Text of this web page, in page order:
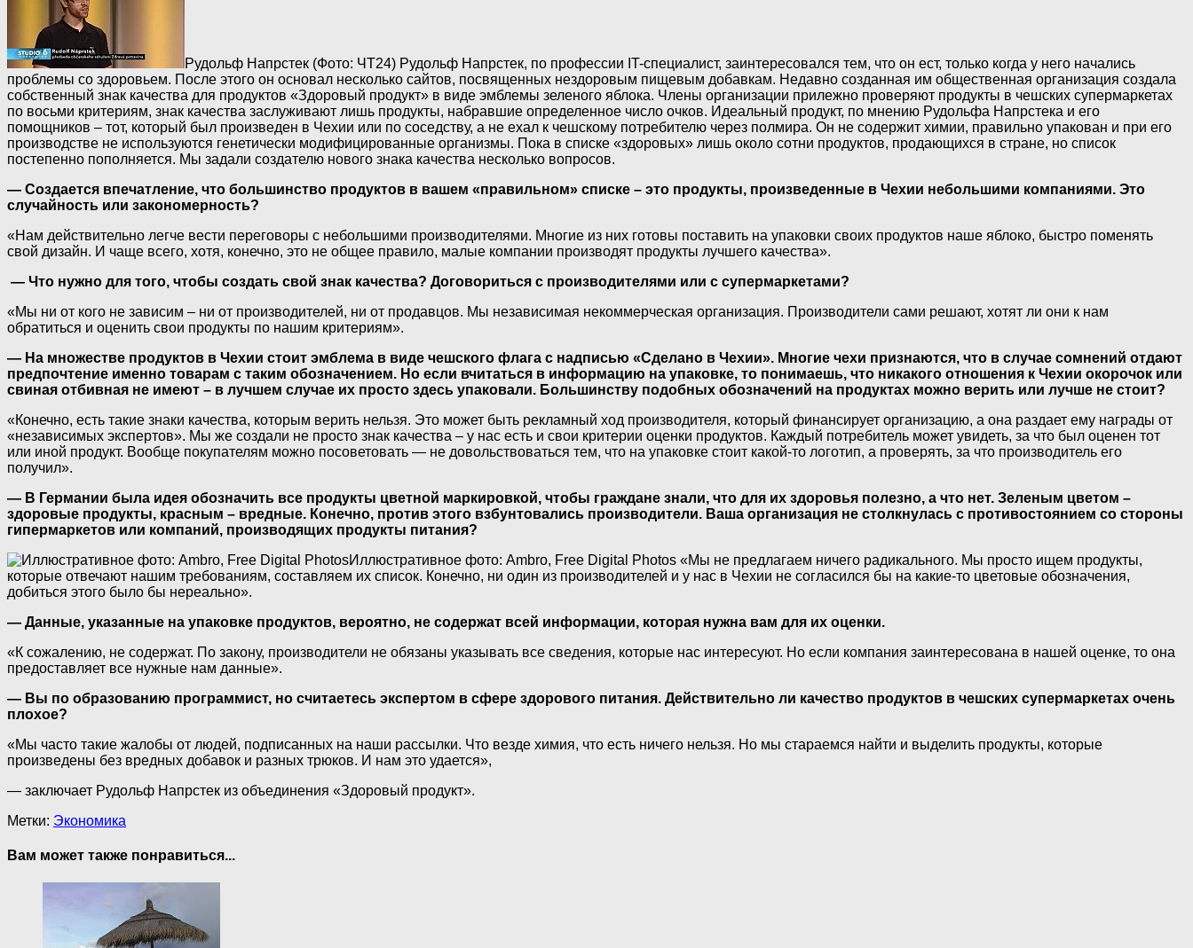
Рудольф Напрстек (Фото: ЧТ24) Рудольф Напрстек, по профессии IT-специалист, заинтересовался тем, что он ест, только когда у него начались
проблемы со здоровьем. После этого он основал несколько сайтов, посвященных нездоровым пищевым добавкам. Недавно созданная им общественная организация создала
собственный знак качества для продуктов «Здоровый продукт» в виде эмблемы зеленого яблока. Члены организации прилежно проверяют продукты в чешских супермаркетах
по восьми критериям, знак качества заслуживают лишь продукты, набравшие определенное число очков. Идеальный продукт, по мнению Рудольфа Напрстека и его
помощников – тот, который был произведен в Чехии или по соседству, а не ехал к чешскому потребителю через полмира. Он не содержит химии, правильно упакован и при его
производстве не используются генетически модифицированные организмы. Пока в списке «здоровых» лишь около сотни продуктов, продающихся в стране, но список
постепенно пополняется. Мы задали создателю нового знака качества несколько вопросов.
— Создается впечатление, что большинство продуктов в вашем «правильном» списке – это продукты, произведенные в Чехии небольшими компаниями. Это
случайность или закономерность?
«Нам действительно легче вести переговоры с небольшими производителями. Многие из них готовы поставить на упаковки своих продуктов наше яблоко, быстро поменять
свой дизайн. И чаще всего, хотя, конечно, это не общее правило, малые компании производят продукты лучшего качества».
— Что нужно для того, чтобы создать свой знак качества? Договориться с производителями или с супермаркетами?
«Мы ни от кого не зависим – ни от производителей, ни от продавцов. Мы независимая некоммерческая организация. Производители сами решают, хотят ли они к нам
обратиться и оценить свои продукты по нашим критериям».
— На множестве продуктов в Чехии стоит эмблема в виде чешского флага с надписью «Сделано в Чехии». Многие чехи признаются, что в случае сомнений отдают
предпочтение именно товарам с таким обозначением. Но если вчитаться в информацию на упаковке, то понимаешь, что никакого отношения к Чехии окорочок или
свиная отбивная не имеют – в лучшем случае их просто здесь упаковали. Большинству подобных обозначений на продуктах можно верить или лучше не стоит?
«Конечно, есть такие знаки качества, которым верить нельзя. Это может быть рекламный ход производителя, который финансирует организацию, а она раздает ему награды от
«независимых экспертов». Мы же создали не просто знак качества – у нас есть и свои критерии оценки продуктов. Каждый потребитель может увидеть, за что был оценен тот
или иной продукт. Вообще покупателям можно посоветовать — не довольствоваться тем, что на упаковке стоит какой-то логотип, а проверять, за что производитель его
получил».
— В Германии была идея обозначить все продукты цветной маркировкой, чтобы граждане знали, что для их здоровья полезно, а что нет. Зеленым цветом –
здоровые продукты, красным – вредные. Конечно, против этого взбунтовались производители. Ваша организация не столкнулась с противостоянием со стороны
гипермаркетов или компаний, производящих продукты питания?
Иллюстративное фото: Ambro, Free Digital Photos «Мы не предлагаем ничего радикального. Мы просто ищем продукты,
которые отвечают нашим требованиям, составляем их список. Конечно, ни один из производителей и у нас в Чехии не согласился бы на какие-то цветовые обозначения,
добиться этого было бы нереально».
— Данные, указанные на упаковке продуктов, вероятно, не содержат всей информации, которая нужна вам для их оценки.
«К сожалению, не содержат. По закону, производители не обязаны указывать все сведения, которые нас интересуют. Но если компания заинтересована в нашей оценке, то она
предоставляет все нужные нам данные».
— Вы по образованию программист, но считаетесь экспертом в сфере здорового питания. Действительно ли качество продуктов в чешских супермаркетах очень
плохое?
«Мы часто такие жалобы от людей, подписанных на наши рассылки. Что везде химия, что есть ничего нельзя. Но мы стараемся найти и выделить продукты, которые
произведены без вредных добавок и разных трюков. И нам это удается»,
— заключает Рудольф Напрстек из объединения «Здоровый продукт».
Метки: Экономика
Вам может также понравиться...